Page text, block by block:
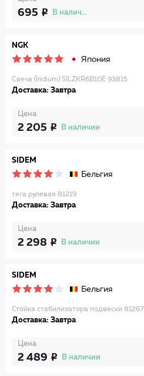
695 В наличии
NGK
Япония
Свеча (Iridium) SILZKR6B10E 93815
Доставка: Завтра
Цена
2 205 В наличии
SIDEM
Бельгия
тяга рулевая 81219
Доставка: Завтра
Цена
2 298 В наличии
SIDEM
Бельгия
Стойка стабилизатора подвески 81267
Доставка: Завтра
Цена
2 489 В наличии